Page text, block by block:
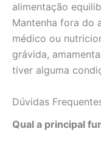
alimentação
Mantenha fora do
médico ou
grávida,
tiver alguma
Dúvidas
Qual a principal